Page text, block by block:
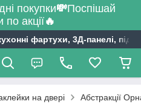
покупки💸Поспішай
по акції🔥
фартухи, 3Д-панелі,
на двері Абстракції